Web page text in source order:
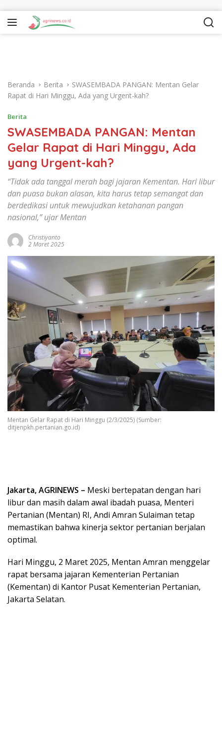
Beranda Berita
SWASEMBADA PANGAN: Mentan Gelar
Rapat di Hari Minggu, Ada yang Urgent-kah?
Berita
SWASEMBADA PANGAN: Mentan
Gelar Rapat di Hari Minggu, Ada
yang Urgent-kah?
“Tidak ada tanggal merah bagi jajaran Kementan. Hari libur
dan puasa bukan alasan, kita harus tetap semangat dan
berdedikasi untuk mewujudkan ketahanan pangan
nasional,” ujar Mentan
Christiyanto
2 Maret 2025
Mentan Gelar Rapat di Hari Minggu (2/3/2025) (Sumber:
ditjenpkh.pertanian.go.id)
Jakarta, AGRINEWS – Meski bertepatan dengan hari
libur dan masih dalam awal ibadah puasa, Menteri
Pertanian (Mentan) RI, Andi Amran Sulaiman tetap
memastikan bahwa kinerja sektor pertanian berjalan
optimal.
Hari Minggu, 2 Maret 2025, Mentan Amran menggelar
rapat bersama jajaran Kementerian Pertanian
(Kementan) di Kantor Pusat Kementerian Pertanian,
Jakarta Selatan.